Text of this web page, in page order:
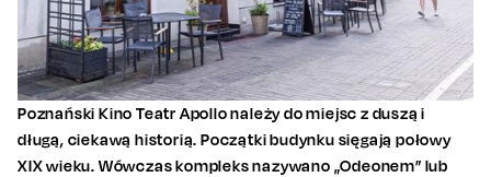
Poznański Kino Teatr Apollo należy do miejsc z duszą i
długą, ciekawą historią. Początki budynku sięgają połowy
XIX wieku. Wówczas kompleks nazywano „Odeonem” lub